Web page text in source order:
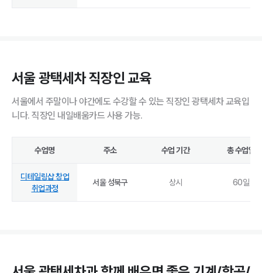
서울 광택세차 직장인 교육
서울에서 주말이나 야간에도 수강할 수 있는 직장인 광택세차 교육입
니다. 직장인 내일배움카드 사용 가능.
수업명 주소 수업 기간 총 수업일
디테일링샵 창업
취업과정
서울 성북구 상시 60일